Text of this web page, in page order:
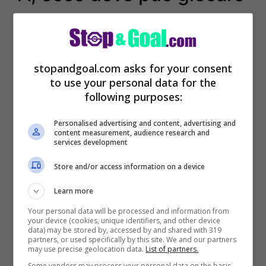
Christian Pulisic è finito nel mirino di
mercato della nostra Serie A . Chiaro di
come la notizie trapelata dall’Inghilterra
sulla sua richiesta di cessione possa far
stopandgoal.com asks for your consent
to use your personal data for the
following purposes:
Personalised advertising and content, advertising and
content measurement, audience research and
services development
Store and/or access information on a device
Learn more
Your personal data will be processed and information from
your device (cookies, unique identifiers, and other device
data) may be stored by, accessed by and shared with 319
partners, or used specifically by this site. We and our partners
may use precise geolocation data. List of partners.